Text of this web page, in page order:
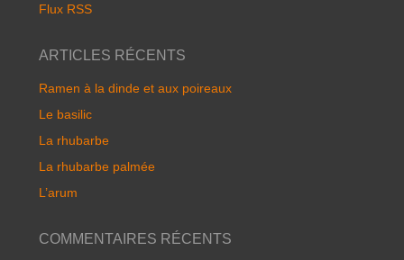
Flux RSS
ARTICLES RÉCENTS
Ramen à la dinde et aux poireaux
Le basilic
La rhubarbe
La rhubarbe palmée
L’arum
COMMENTAIRES RÉCENTS